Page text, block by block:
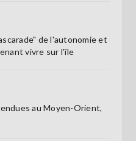
de l'autonomie et
vivre sur l'île
au Moyen-Orient,